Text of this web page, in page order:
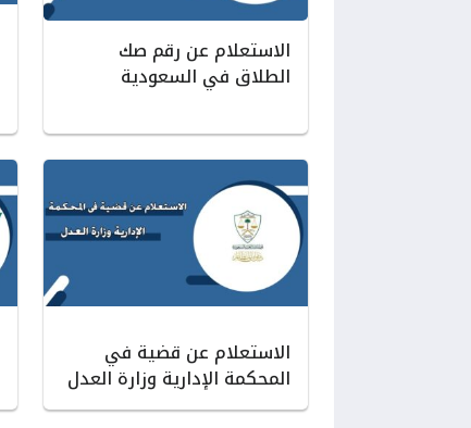
الاستعلام عن رقم صك
الطلاق في السعودية
الاستعلام عن قضية في
المحكمة الإدارية وزارة العدل